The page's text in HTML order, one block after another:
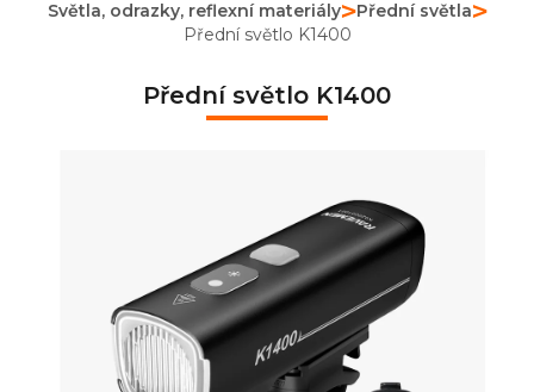
4,9
Světla, odrazky, reflexní materiály
Přední světla
Přední světlo K1400
Přední světlo K1400